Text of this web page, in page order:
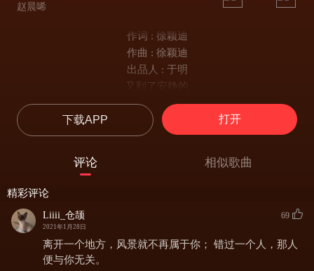
赵晨唏
作词 : 徐颖迪
作曲 : 徐颖迪
出品人 : 于明
又到了安静的
沉睡着的夜晚
这感觉并不陌生
音响放着音乐
I want you
下载APP 打开
评论 相似歌曲
精彩评论
Liiii_仓颉
2021年1月28日
69
离开一个地方，风景就不再属于你； 错过一个人，那人
便与你无关。